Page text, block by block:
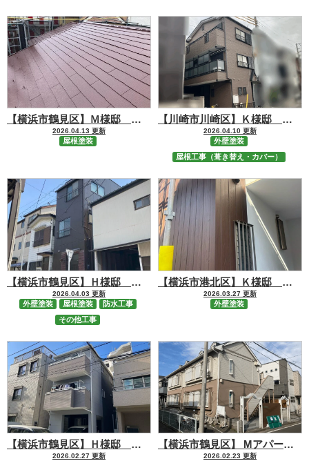
【横浜市鶴見区】Ｍ様邸 屋根【RSプラチナルーフMUKI】塗装工事
2026.04.13 更新
屋根塗装
【川崎市川崎区】Ｋ様邸 屋根カバー【シルキーG2】・外壁【RSシルバーマットSi】塗装工事
2026.04.10 更新
外壁塗装
屋根工事（葺き替え・カバー）
【横浜市鶴見区】Ｈ様邸 外壁・基礎修繕、防水、屋根【RSルーフマイルド】・外壁【RSシルバーグロスSi】塗装工事
2026.04.03 更新
外壁塗装 屋根塗装
防水工事
その他工事
【横浜市港北区】Ｋ様邸 外壁【RSシルバーマットSi／ビーズコートフレッシュ】塗装工事
2026.03.27 更新
外壁塗装
【横浜市鶴見区】Ｈ様邸 外壁【ビーズコートフレッシュ無機BIO】塗装工事
2026.02.27 更新
【横浜市鶴見区】 Mアパート 屋根【RSルーフマイルド】・外壁【RSシルバーマットSi】塗装・修繕工事
2026.02.23 更新